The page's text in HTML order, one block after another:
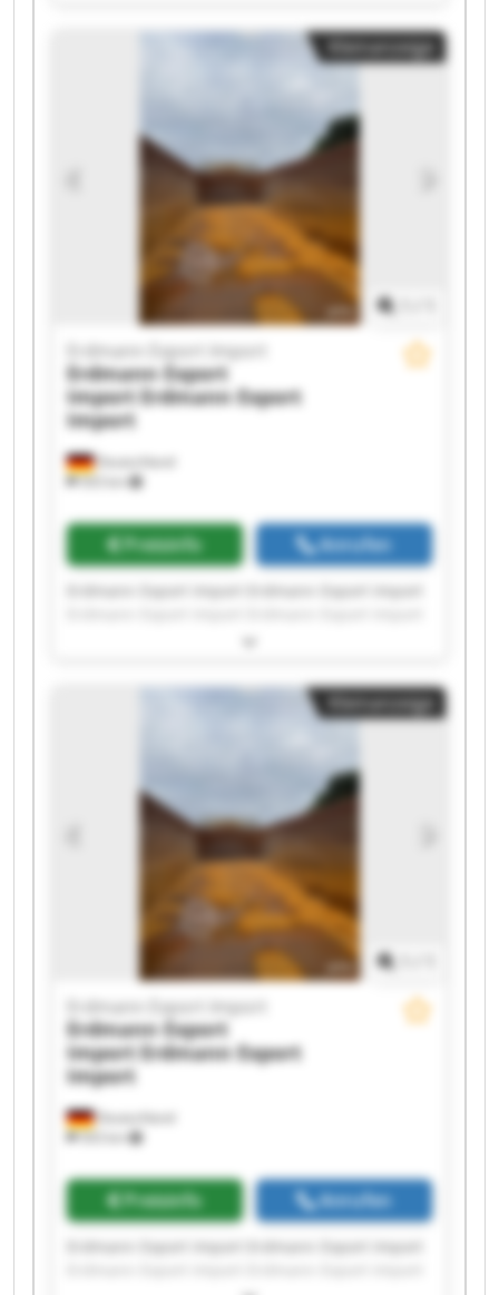
Erdmann Export Import Erdmann Export Import
Erdmann Export Import Erdmann Export Import
Erdmann Export Import Erdmann Export Import
Erdmann Export Import Erdmann Export Import
Erdmann Export Import Erdmann Export Import
Kleinanzeige
Deutschland
503 km
Erdmann Export Import
Erdmann Export
ImportErdmann Export
Import
Preisinfo Anrufen
Erdmann Export Import Erdmann Export Import
Erdmann Export Import Erdmann Export Import
Erdmann Export Import Erdmann Export Import
Erdmann Export Import Erdmann Export Import
Erdmann Export Import Erdmann Export Import
Erdmann Export Import Erdmann Export Import
Erdmann Export Import Erdmann Export Import
Kleinanzeige
Deutschland
503 km
Erdmann Export Import
Erdmann Export
ImportErdmann Export
Import
Preisinfo Anrufen
Erdmann Export Import Erdmann Export Import